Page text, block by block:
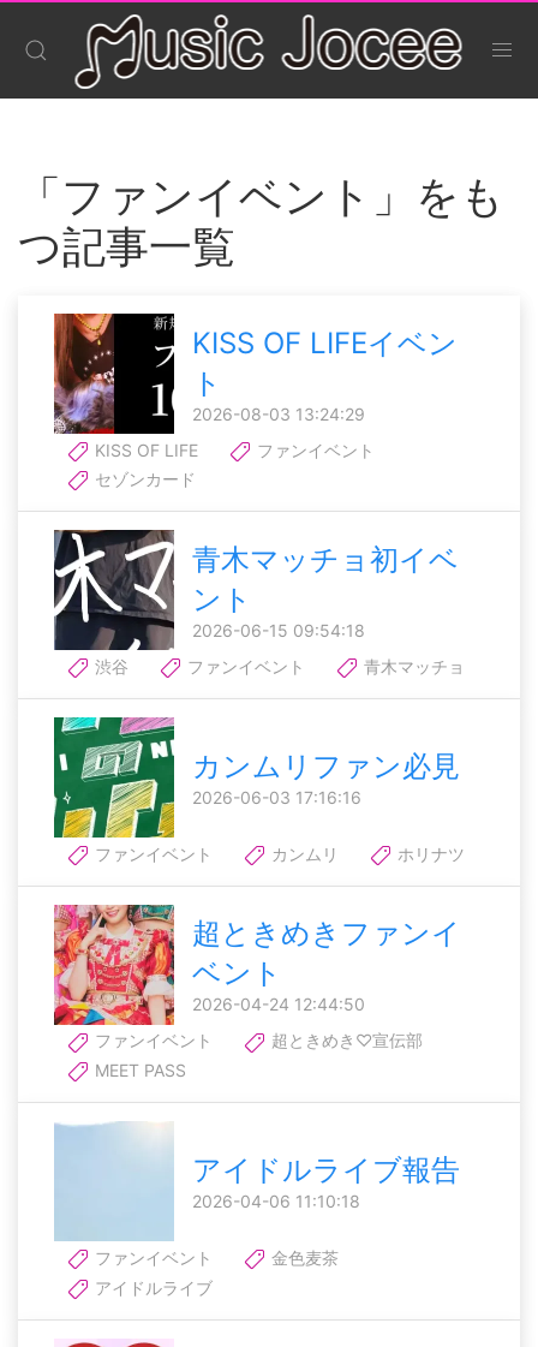
「ファンイベント」をも
つ記事一覧
KISS OF LIFEイベン
ト
2026-08-03 13:24:29
KISS OF LIFE
ファンイベント
セゾンカード
青木マッチョ初イベ
ント
2026-06-15 09:54:18
渋谷
ファンイベント 青木マッチョ
カンムリファン必見
2026-06-03 17:16:16
ファンイベント カンムリ ホリナツ
超ときめきファンイ
ベント
2026-04-24 12:44:50
ファンイベント
超ときめき♡宣伝部
MEET PASS
アイドルライブ報告
2026-04-06 11:10:18
ファンイベント
金色麦茶
アイドルライブ